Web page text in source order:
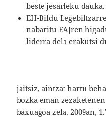
beste jesarleku dauka.
EH-Bildu
nabaritu EAJren
liderra dela erakutsi
jaitsiz, aintzat hartu
bozka eman
baxuagoa zela. 2009an,